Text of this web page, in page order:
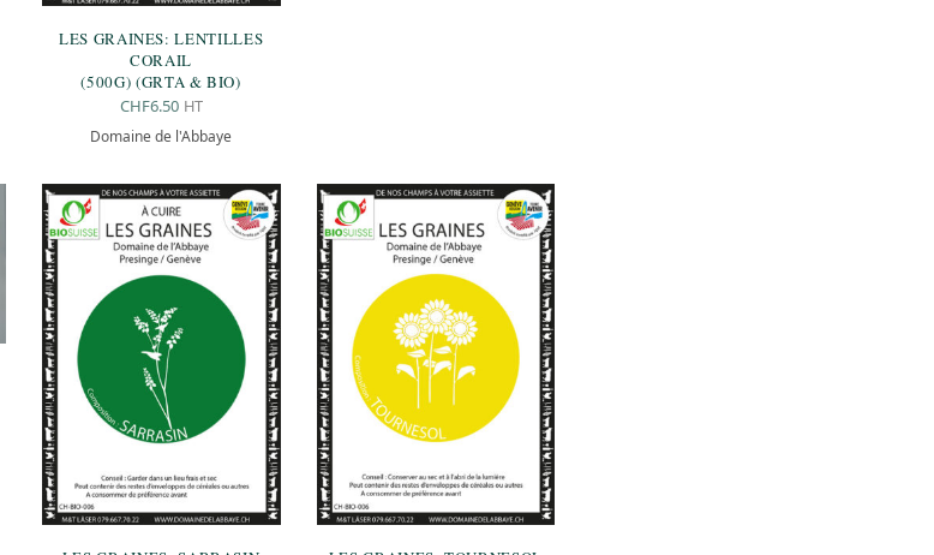
LES GRAINES: LENTILLES
CORAIL
(500G) (GRTA & BIO)
CHF6.50 HT
Domaine de l'Abbaye